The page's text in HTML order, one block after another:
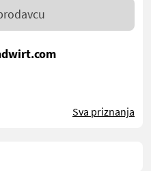
Sva priznanja